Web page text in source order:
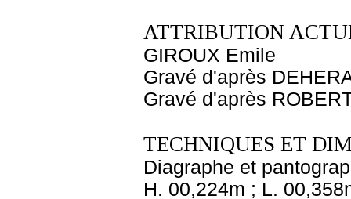
ATTRIBUTION
GIROUX Emile
Gravé d'après
Gravé d'après
TECHNIQUES ET
Diagraphe et
H. 00,224m ; L.